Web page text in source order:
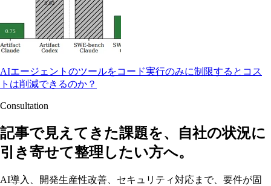
AIエージェントのツールをコード実行のみに制限するとコス
トは削減できるのか？
Consultation
記事で見えてきた課題を、自社の状況に
引き寄せて整理したい方へ。
AI導入、開発生産性改善、セキュリティ対応まで、要件が固